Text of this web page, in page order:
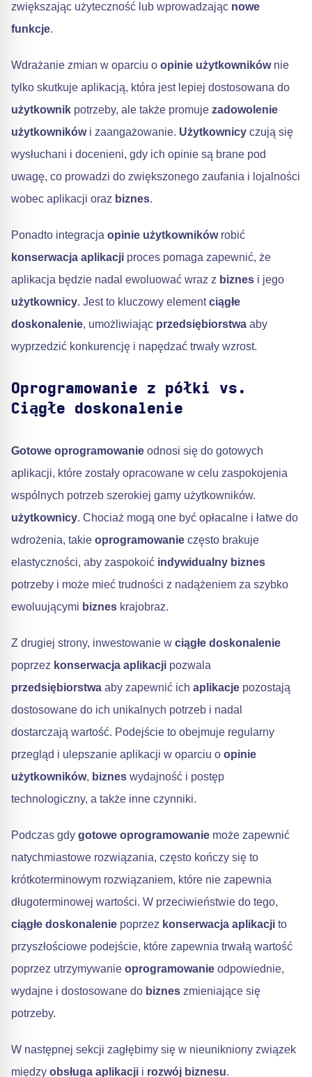
zwiększając użyteczność lub wprowadzając nowe
funkcje.
Wdrażanie zmian w oparciu o opinie użytkownikównie
tylko skutkuje aplikacją, która jest lepiej dostosowana do
użytkownik potrzeby, ale także promuje zadowolenie
użytkownikówi zaangażowanie. Użytkownicy czują się
wysłuchani i docenieni, gdy ich opinie są brane pod
uwagę, co prowadzi do zwiększonego zaufania i lojalności
wobec aplikacji oraz biznes.
Ponadto integracja opinie użytkownikówrobić
konserwacja aplikacji proces pomaga zapewnić, że
aplikacja będzie nadal ewoluować wraz z biznes i jego
użytkownicy. Jest to kluczowy elementciągłe
doskonalenie, umożliwiając przedsiębiorstwa aby
wyprzedzić konkurencję i napędzać trwały wzrost.
Oprogramowanie z półki vs.
Ciągłe doskonalenie
Gotowe oprogramowanie odnosi się do gotowych
aplikacji, które zostały opracowane w celu zaspokojenia
wspólnych potrzeb szerokiej gamy użytkowników.
użytkownicy. Chociaż mogą one być opłacalne i łatwe do
wdrożenia, takie oprogramowanie często brakuje
elastyczności, aby zaspokoić indywidualny biznes
potrzeby i może mieć trudności z nadążeniem za szybko
ewoluującymi biznes krajobraz.
Z drugiej strony, inwestowanie w ciągłe doskonalenie
poprzez konserwacja aplikacji pozwala
przedsiębiorstwa aby zapewnić ich aplikacje pozostają
dostosowane do ich unikalnych potrzeb i nadal
dostarczają wartość. Podejście to obejmuje regularny
przegląd i ulepszanie aplikacji w oparciu o opinie
użytkowników, biznes wydajność i postęp
technologiczny, a także inne czynniki.
Podczas gdy gotowe oprogramowanie może zapewnić
natychmiastowe rozwiązania, często kończy się to
krótkoterminowym rozwiązaniem, które nie zapewnia
długoterminowej wartości. W przeciwieństwie do tego,
ciągłe doskonalenie poprzez konserwacja aplikacji to
przyszłościowe podejście, które zapewnia trwałą wartość
poprzez utrzymywanie oprogramowanie odpowiednie,
wydajne i dostosowane do biznes zmieniające się
potrzeby.
W następnej sekcji zagłębimy się w nieunikniony związek
między obsługa aplikacji i rozwój biznesu.